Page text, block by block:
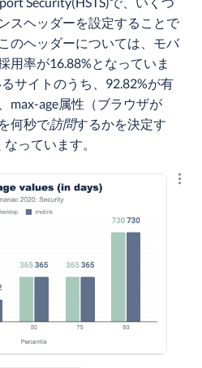
スヘッダーを設定することで
のヘッダーについては、モバ
用率が16.88%となっていま
サイトのうち、92.82%が有
max-age属性（ブラウザが
何秒で訪問するかを決定す
っています。
結